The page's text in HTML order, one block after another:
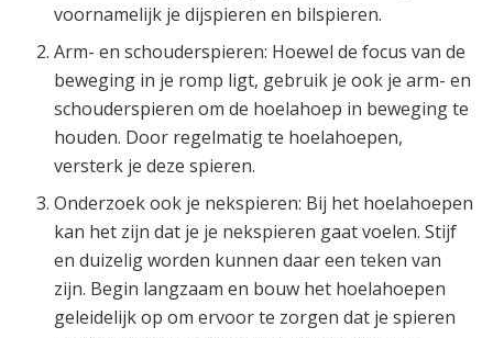
voornamelijk je dijspieren en bilspieren.
Arm- en schouderspieren: Hoewel de focus van de
beweging in je romp ligt, gebruik je ook je arm- en
schouderspieren om de hoelahoep in beweging te
houden. Door regelmatig te hoelahoepen,
versterk je deze spieren.
Onderzoek ook je nekspieren: Bij het hoelahoepen
kan het zijn dat je je nekspieren gaat voelen. Stijf
en duizelig worden kunnen daar een teken van
zijn. Begin langzaam en bouw het hoelahoepen
geleidelijk op om ervoor te zorgen dat je spieren